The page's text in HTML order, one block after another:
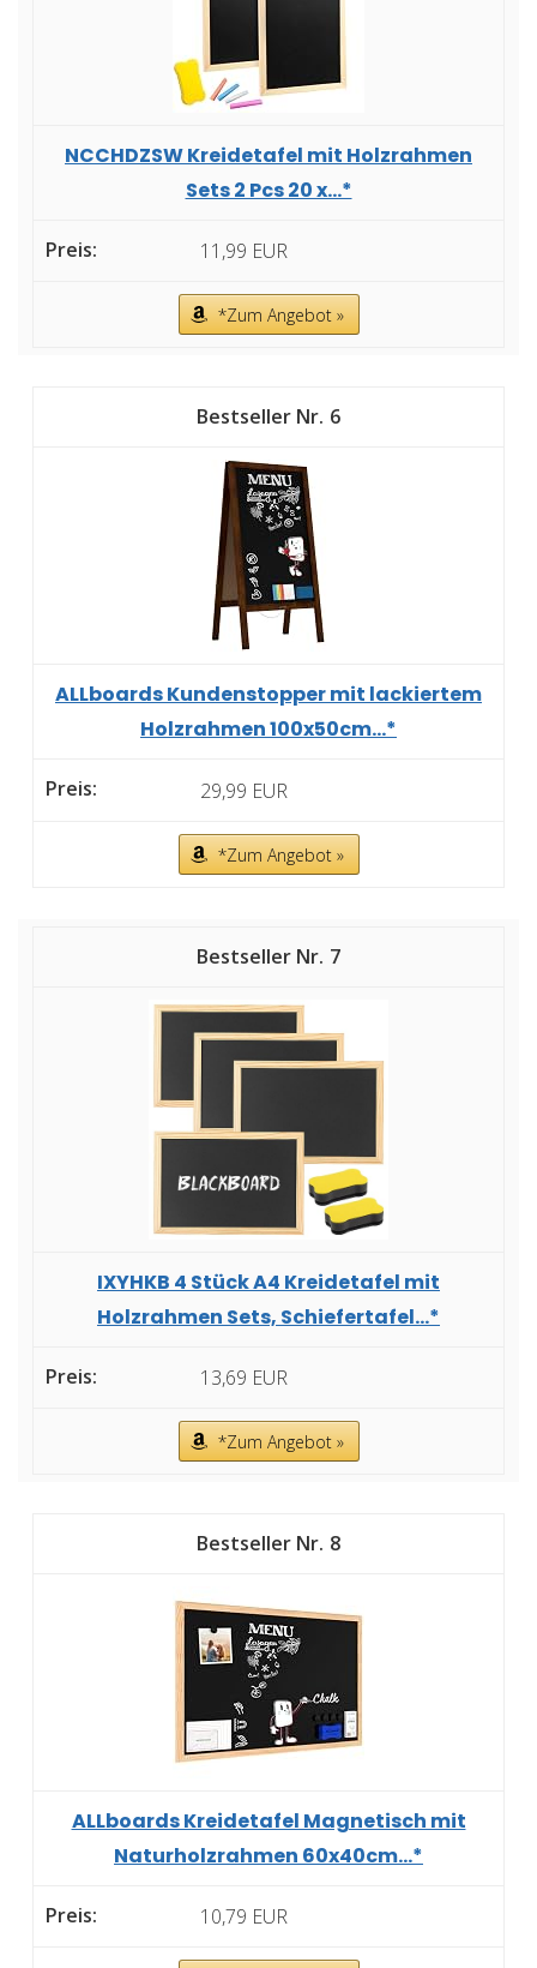
NCCHDZSW Kreidetafel mit Holzrahmen
Sets 2 Pcs 20 x...*
11,99 EUR
*Zum Angebot »
6
ALLboards Kundenstopper mit lackiertem
Holzrahmen 100x50cm...*
29,99 EUR
*Zum Angebot »
7
IXYHKB 4 Stück A4 Kreidetafel mit
Holzrahmen Sets, Schiefertafel...*
13,69 EUR
*Zum Angebot »
8
ALLboards Kreidetafel Magnetisch mit
Naturholzrahmen 60x40cm...*
10,79 EUR